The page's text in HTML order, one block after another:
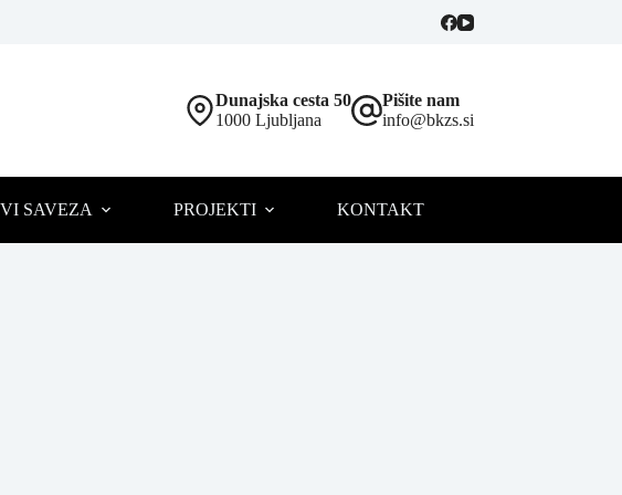
Dunajska cesta 50
1000 Ljubljana
Pišite nam
info@bkzs.si
SAVEZA PROJEKTI KONTAKT